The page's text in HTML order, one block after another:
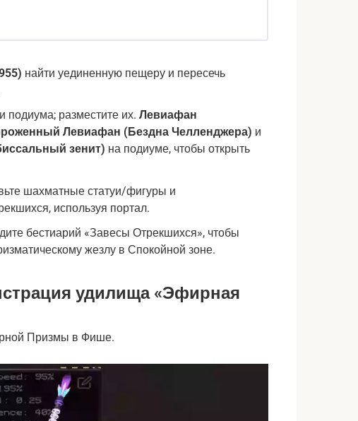
найти уединенную пещеру и пересечь
подиума; разместите их. Левиафан
Левиафан (Бездна Челленджера) и
зенит) на подиуме, чтобы открыть
шахматные статуи/фигуры и
используя портал.
бестиарий «Завесы Отрекшихся», чтобы
жезлу в Спокойной зоне.
удилища «Эфирная
Призмы в Фише.